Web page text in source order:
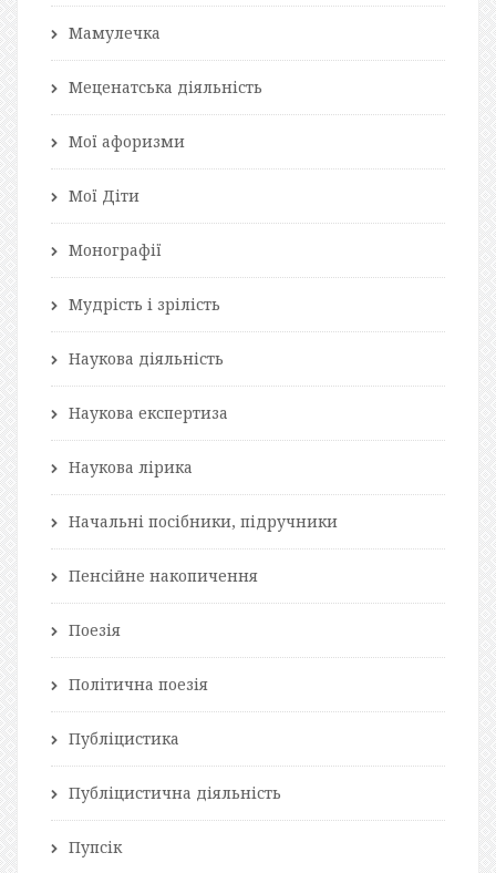
Мамулечка
Меценатська діяльність
Мої афоризми
Мої Діти
Монографії
Мудрість і зрілість
Наукова діяльність
Наукова експертиза
Наукова лірика
Начальні посібники, підручники
Пенсійне накопичення
Поезія
Політична поезія
Публіцистика
Публіцистична діяльність
Пупсік